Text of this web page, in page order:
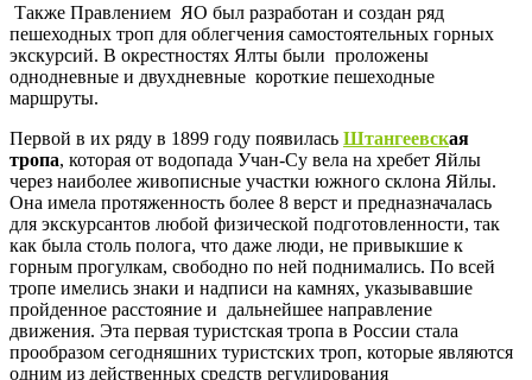
Также Правлением ЯО был разработан и создан ряд
пешеходных троп для облегчения самостоятельных горных
экскурсий. В окрестностях Ялты были проложены
однодневные и двухдневные короткие пешеходные
маршруты.
Первой в их ряду в 1899 году появилась Штангеевская
тропа, которая от водопада Учан-Су вела на хребет Яйлы
через наиболее живописные участки южного склона Яйлы.
Она имела протяженность более 8 верст и предназначалась
для экскурсантов любой физической подготовленности, так
как была столь полога, что даже люди, не привыкшие к
горным прогулкам, свободно по ней поднимались. По всей
тропе имелись знаки и надписи на камнях, указывавшие
пройденное расстояние и дальнейшее направление
движения. Эта первая туристская тропа в России стала
прообразом сегодняшних туристских троп, которые являются
одним из действенных средств регулирования